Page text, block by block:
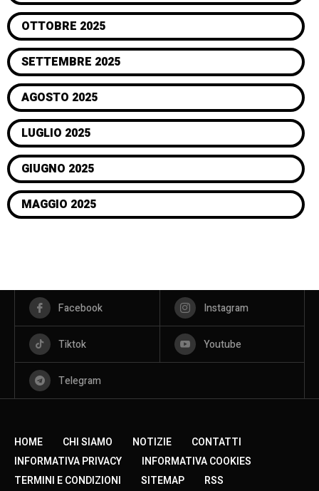
OTTOBRE 2025
SETTEMBRE 2025
AGOSTO 2025
LUGLIO 2025
GIUGNO 2025
MAGGIO 2025
Facebook Instagram
Tiktok Youtube
Telegram
HOME CHI SIAMO NOTIZIE
CONTATTI
INFORMATIVA PRIVACY
INFORMATIVA COOKIES
TERMINI E CONDIZIONI
SITEMAP RSS